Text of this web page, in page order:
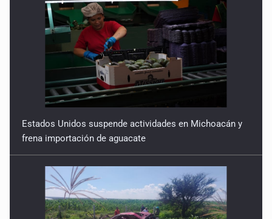
Estados Unidos suspende actividades en Michoacán y
frena importación de aguacate